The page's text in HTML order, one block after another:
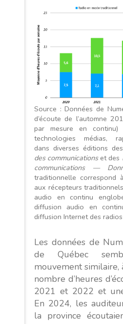
Source : Données de
d’écoute de l’automne
par mesure en continu)
technologies médias,
dans diverses éditions des
des communicationset des
communications —
traditionnelle correspond
aux récepteurs
audio en continu
diffusion audio en
diffusion Internet des radios
Les données de
de Québec
mouvement similaire,
nombre d’heures
2021 et 2022 et
En 2024, les
la province